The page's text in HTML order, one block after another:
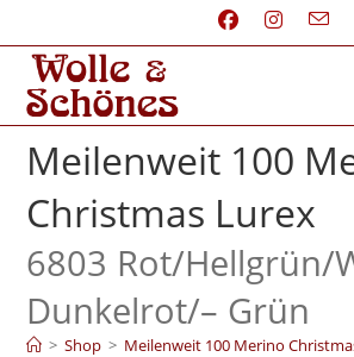
Meilenweit 100
Christmas Lurex
6803 Rot/Hellgrün/
Dunkelrot/– Grün
> Shop > Meilenweit 100 Merino